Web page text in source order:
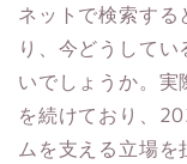
ネットで検索する
り、今どうして
いでしょうか。実
を続けており、
ムを支える立場を